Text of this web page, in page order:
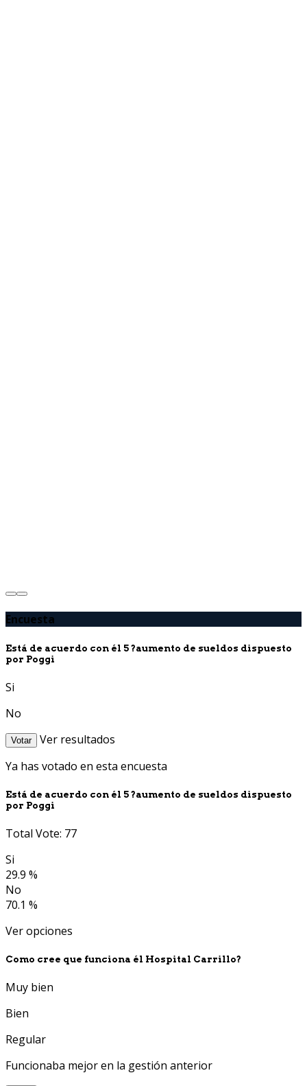
Encuesta
Está de acuerdo con él 5 ?aumento de sueldos dispuesto
por Poggi
Si
No
Votar
Ver resultados
Ya has votado en esta encuesta
Está de acuerdo con él 5 ?aumento de sueldos dispuesto
por Poggi
Total Vote: 77
Si
29.9 %
No
70.1 %
Ver opciones
Como cree que funciona él Hospital Carrillo?
Muy bien
Bien
Regular
Funcionaba mejor en la gestión anterior